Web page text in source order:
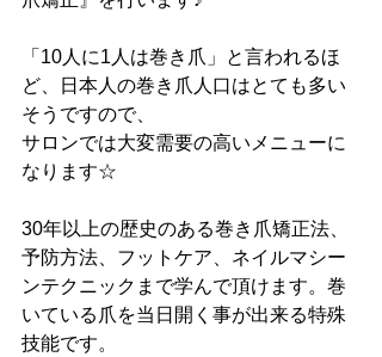
「10人に1人は巻き爪」と言われるほ
ど、日本人の巻き爪人口はとても多い
そうですので、
サロンでは大変需要の高いメニューに
なります☆
30年以上の歴史のある巻き爪矯正法、
予防方法、フットケア、ネイルマシー
ンテクニックまで学んで頂けます。巻
いている爪を当日開く事が出来る特殊
技能です。